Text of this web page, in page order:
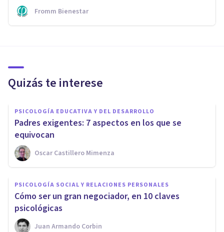
Fromm Bienestar
Quizás te interese
PSICOLOGÍA EDUCATIVA Y DEL DESARROLLO
​Padres exigentes: 7 aspectos en los que se
equivocan
Oscar Castillero Mimenza
PSICOLOGÍA SOCIAL Y RELACIONES PERSONALES
​Cómo ser un gran negociador, en 10 claves
psicológicas
Juan Armando Corbin